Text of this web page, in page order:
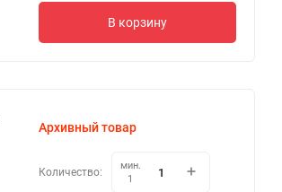
В корзину
Архивный товар
Количество:
мин.
1